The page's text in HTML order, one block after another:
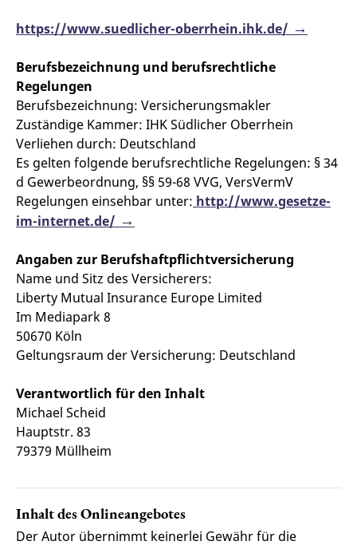
https://www.suedlicher-oberrhein.ihk.de/
Berufsbezeichnung und berufsrechtliche
Regelungen
Berufsbezeichnung: Versicherungsmakler
Zuständige Kammer: IHK Südlicher Oberrhein
Verliehen durch: Deutschland
Es gelten folgende berufsrechtliche Regelungen: § 34
d Gewerbeordnung, §§ 59-68 VVG, VersVermV
Regelungen einsehbar unter: http://www.gesetze-
im-internet.de/
Angaben zur Berufshaftpflichtversicherung
Name und Sitz des Versicherers:
Liberty Mutual Insurance Europe Limited
Im Mediapark 8
50670 Köln
Geltungsraum der Versicherung: Deutschland
Verantwortlich für den Inhalt
Michael Scheid
Hauptstr. 83
79379 Müllheim
Inhalt des Onlineangebotes
Der Autor übernimmt keinerlei Gewähr für die